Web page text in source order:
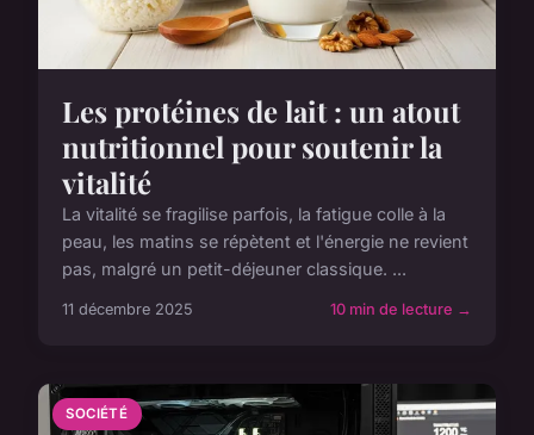
Les protéines de lait : un atout
nutritionnel pour soutenir la
vitalité
La vitalité se fragilise parfois, la fatigue colle à la
peau, les matins se répètent et l'énergie ne revient
pas, malgré un petit-déjeuner classique. ...
11 décembre 2025 10 min de lecture →
SOCIÉTÉ